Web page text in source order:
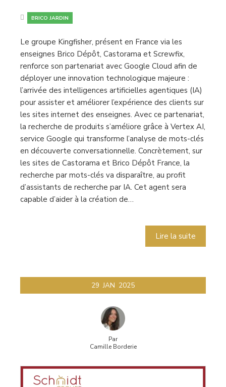
BRICO JARDIN
Le groupe Kingfisher, présent en France via les
enseignes Brico Dépôt, Castorama et Screwfix,
renforce son partenariat avec Google Cloud afin de
déployer une innovation technologique majeure :
l’arrivée des intelligences artificielles agentiques (IA)
pour assister et améliorer l’expérience des clients sur
les sites internet des enseignes. Avec ce partenariat,
la recherche de produits s’améliore grâce à Vertex AI,
service Google qui transforme l’analyse de mots-clés
en découverte conversationnelle. Concrètement, sur
les sites de Castorama et Brico Dépôt France, la
recherche par mots-clés va disparaître, au profit
d’assistants de recherche par IA. Cet agent sera
capable d’aider à la création de…
Lire la suite
29 JAN 2025
Par
Camille Borderie